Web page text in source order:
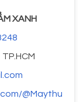
XANH
@Maythu